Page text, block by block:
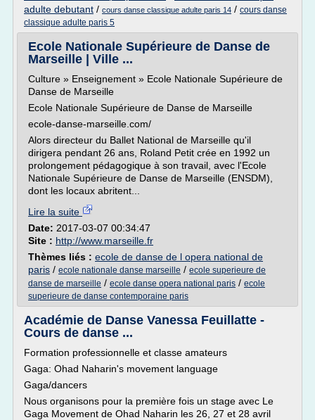
adulte debutant / cours danse classique adulte paris 14 / cours danse
classique adulte paris 5
Ecole Nationale Supérieure de Danse de
Marseille | Ville ...
Culture » Enseignement » Ecole Nationale Supérieure de
Danse de Marseille
Ecole Nationale Supérieure de Danse de Marseille
ecole-danse-marseille.com/
Alors directeur du Ballet National de Marseille qu'il
dirigera pendant 26 ans, Roland Petit crée en 1992 un
prolongement pédagogique à son travail, avec l'Ecole
Nationale Supérieure de Danse de Marseille (ENSDM),
dont les locaux abritent...
Lire la suite
Date: 2017-03-07 00:34:47
Site : http://www.marseille.fr
Thèmes liés : ecole de danse de l opera national de
paris / ecole nationale danse marseille / ecole superieure de
danse de marseille / ecole danse opera national paris / ecole
superieure de danse contemporaine paris
Académie de Danse Vanessa Feuillatte -
Cours de danse ...
Formation professionnelle et classe amateurs
Gaga: Ohad Naharin's movement language
Gaga/dancers
Nous organisons pour la première fois un stage avec Le
Gaga Movement de Ohad Naharin les 26, 27 et 28 avril